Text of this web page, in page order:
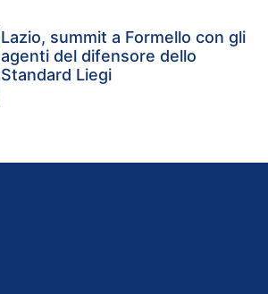
Lazio, summit a Formello con gli
agenti del difensore dello
Standard Liegi